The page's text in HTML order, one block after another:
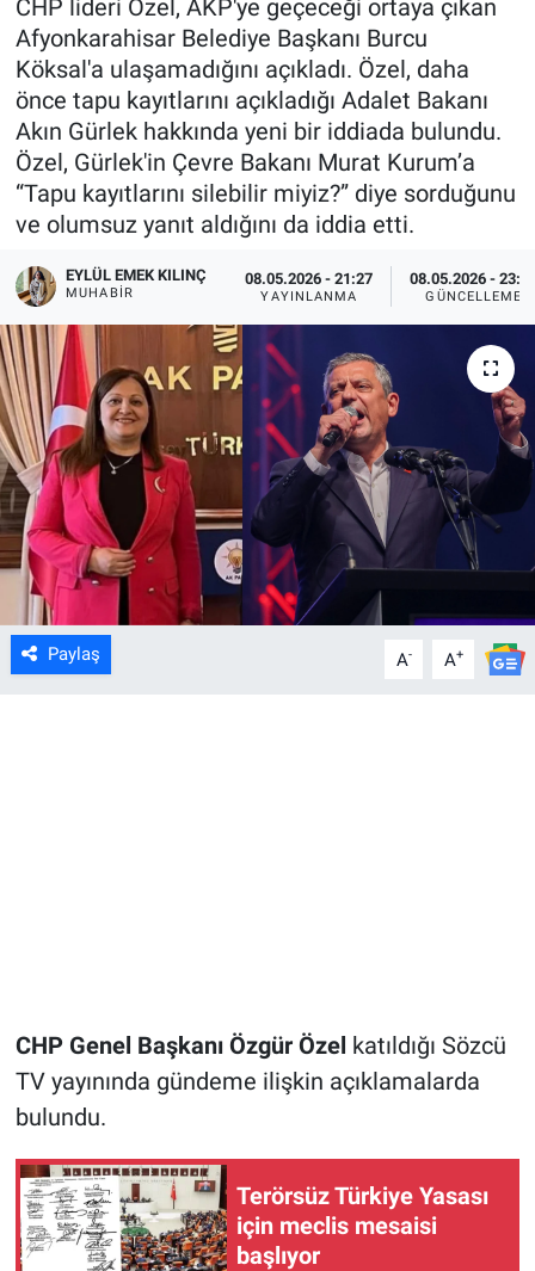
CHP lideri Özel, AKP'ye geçeceği ortaya çıkan
Afyonkarahisar Belediye Başkanı Burcu
Köksal'a ulaşamadığını açıkladı. Özel, daha
önce tapu kayıtlarını açıkladığı Adalet Bakanı
Akın Gürlek hakkında yeni bir iddiada bulundu.
Özel, Gürlek'in Çevre Bakanı Murat Kurum’a
“Tapu kayıtlarını silebilir miyiz?” diye sorduğunu
ve olumsuz yanıt aldığını da iddia etti.
EYLÜL EMEK KILINÇ
MUHABIR
08.05.2026 - 21:27
YAYINLANMA
08.05.2026 -
GÜNCELLEME
Paylaş A- A+
CHP Genel Başkanı Özgür Özel katıldığı Sözcü
TV yayınında gündeme ilişkin açıklamalarda
bulundu.
Terörsüz Türkiye Yasası
için meclis mesaisi
başlıyor